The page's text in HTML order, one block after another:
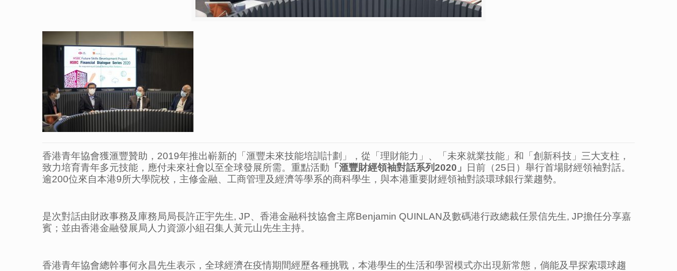
香港青年協會獲滙豐贊助，2019年推出嶄新的「滙豐未來技能培訓計劃」，從「理財能力」、「未來就業技能」和「創新科技」三大支柱，
致力培育青年多元技能，應付未來社會以至全球發展所需。重點活動 「滙豐財經領袖對話系列2020 」
日前（25日）舉行首場財經領袖對話。
逾200位來自本港9所大學院校，主修金融、工商管理及經濟等學系的商科學生，與本港重要財經領袖對談環球銀行業趨勢。
是次對話由財政事務及庫務局局長許正宇先生, JP、香港金融科技協會主席Benjamin QUINLAN及數碼港行政總裁任景信先生, JP擔任分享嘉
賓；並由香港金融發展局人力資源小組召集人黃元山先生主持。
香港青年協會總幹事何永昌先生表示，全球經濟在疫情期間經歷各種挑戰，本港學生的生活和學習模式亦出現新常態，倘能及早探索環球趨